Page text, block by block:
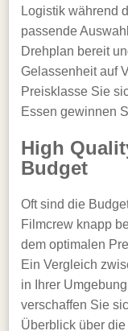
Logistik während
passende
Drehplan bereit
Gelassenheit auf
Preisklasse Sie
Essen gewinnen
High
Budget
Oft sind die
Filmcrew knapp
dem optimalen
Ein Vergleich
in Ihrer
verschaffen Sie
Überblick über